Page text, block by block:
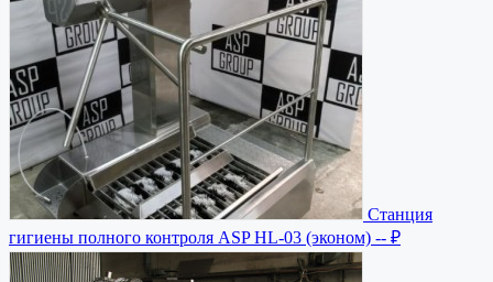
Станция
гигиены полного контроля ASP HL-03 (эконом) -- ₽